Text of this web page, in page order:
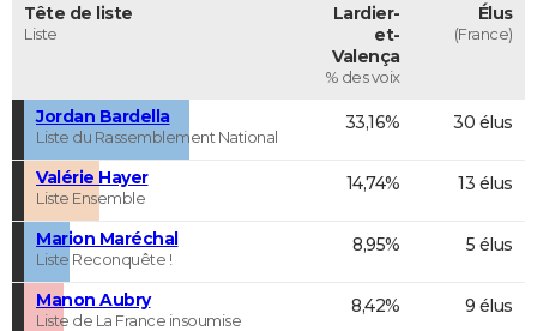
Tête de liste
Liste
Lardier-
et-
Valença
% des voix
Élus
(France)
Jordan Bardella
Liste du Rassemblement National
33,16% 30 élus
Valérie Hayer
Liste Ensemble
14,74% 13 élus
Marion Maréchal
Liste Reconquête !
8,95% 5 élus
Manon Aubry
Liste de La France insoumise
8,42% 9 élus